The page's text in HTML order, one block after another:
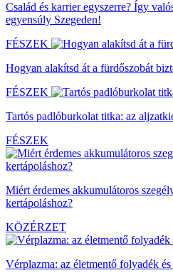
Család és karrier egyszerre? Így
egyensúly Szegeden!
FÉSZEK
Hogyan alakítsd át a fürdőszobát
FÉSZEK
Tartós padlóburkolat titka: az
FÉSZEK
Miért érdemes akkumulátoros
kertápoláshoz?
KÖZÉRZET
Vérplazma: az életmentő folyadék